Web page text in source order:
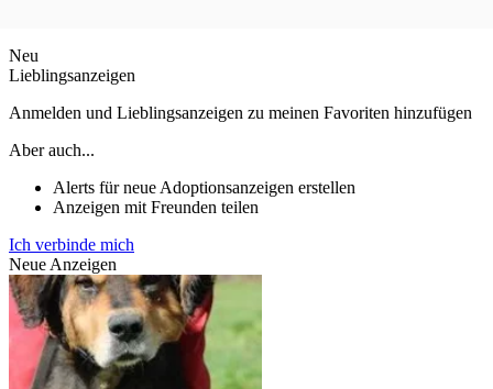
Neu
Lieblingsanzeigen
Anmelden und Lieblingsanzeigen zu meinen Favoriten hinzufügen
Aber auch...
Alerts für neue Adoptionsanzeigen erstellen
Anzeigen mit Freunden teilen
Ich verbinde mich
Neue Anzeigen